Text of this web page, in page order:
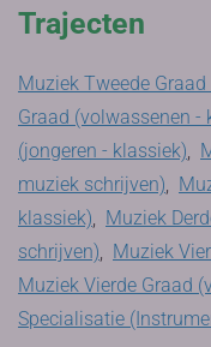
Trajecten
Muziek Tweede
Graad (volwassenen -
(jongeren - klassiek),
muziek schrijven),
klassiek), Muziek
schrijven), Muziek
Muziek Vierde Graad
Specialisatie